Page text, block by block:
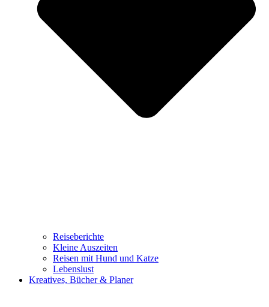
Reiseberichte
Kleine Auszeiten
Reisen mit Hund und Katze
Lebenslust
Kreatives, Bücher & Planer